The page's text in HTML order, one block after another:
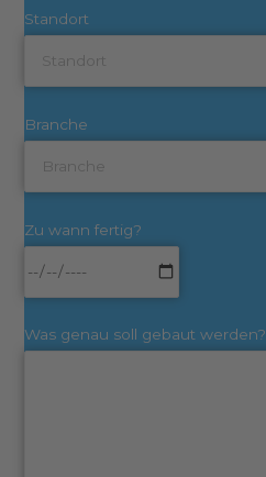
Standort
Branche
Zu wann fertig?
Was genau soll gebaut werden?